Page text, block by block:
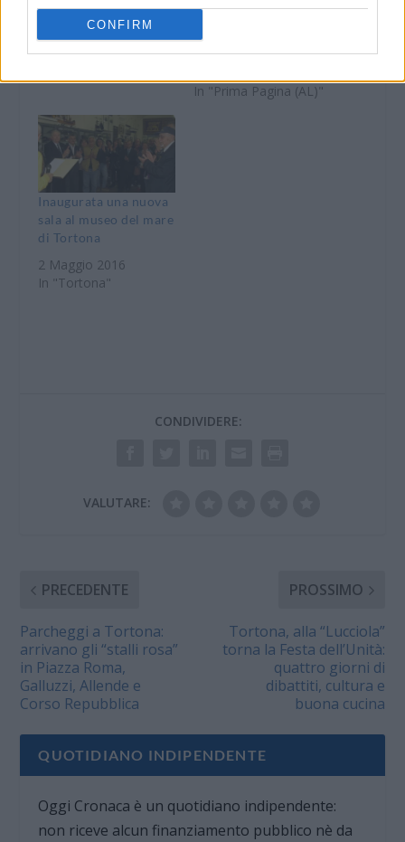
CONFIRM
guidate, non mancate
di vedere musei e…
7 Ottobre 2024
Carabinieri di
prenotatevi
In "Prima Pagina (AL)"
Inaugurata una nuova
sala al museo del mare
di Tortona
2 Maggio 2016
In "Tortona"
CONDIVIDERE:
VALUTARE:
PRECEDENTE
Parcheggi a Tortona:
arrivano gli “stalli rosa”
in Piazza Roma,
Galluzzi, Allende e
Corso Repubblica
PROSSIMO
Tortona, alla “Lucciola”
torna la Festa dell’Unità:
quattro giorni di
dibattiti, cultura e
buona cucina
QUOTIDIANO INDIPENDENTE
Oggi Cronaca è un quotidiano indipendente:
non riceve alcun finanziamento pubblico nè da